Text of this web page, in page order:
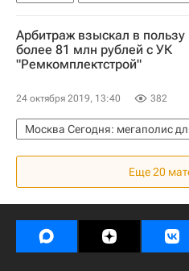
Новая Москва
Некрасовка
Строительство
Торговая недвижимость
Арбитраж взыскал в
более 81 млн рублей с УК
"Ремкомплектстрой"
24 октября 2019, 13:40 382
Москва Сегодня: мегаполис
Происшествия
Москва
Городское хозяйство Москвы
Комплекс городского
Управляющие компании
Арбитражный суд г. Москвы
Еще 20